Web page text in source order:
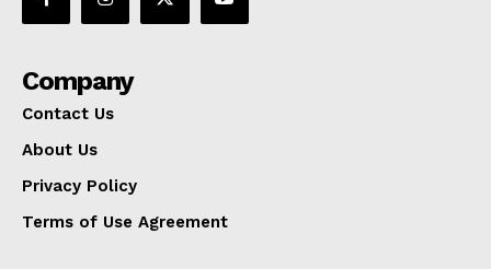
Company
Contact Us
About Us
Privacy Policy
Terms of Use Agreement